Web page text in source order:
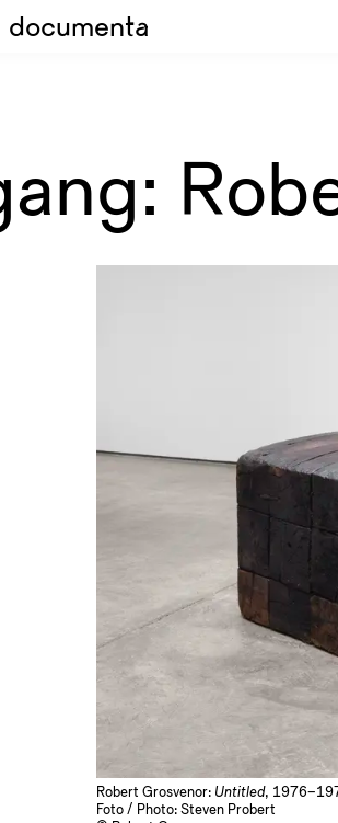
documenta
Robert Grosvenor: Untitled,
Foto / Photo: Steven Probert